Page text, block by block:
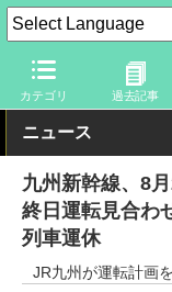
カテゴリ 過去記事
トラベル Watch 企業
ニュース
九州新幹線、8
終日運転見合わ
列車運休
JR九州が運転計画